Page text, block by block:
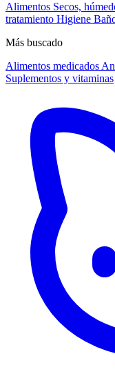
Alimentos Secos,
tratamiento Higiene
Más buscado
Alimentos medicados
Suplementos y vitaminas